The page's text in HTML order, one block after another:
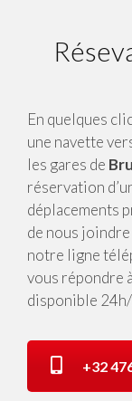
En quelques
une navette
les gares de
réservation
déplacements
de nous
notre ligne
vous répondre
disponible
+32